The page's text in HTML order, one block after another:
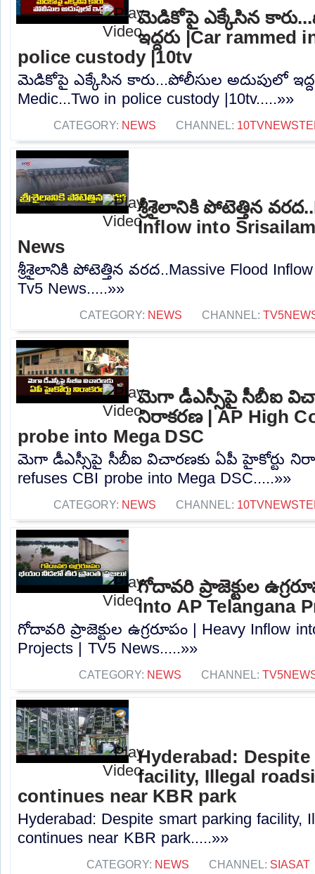
మెడికోపై ఎక్కేసిన
ఇద్దరు |Car rammed
police custody |10tv
మెడికోపై ఎక్కేసిన కారు...పోలీసుల అదుపులో
Medic...Two in police custody |10tv.....»»
CATEGORY: NEWS CHANNEL:
శ్రీశైలానికి పోటెత్తిన
Inflow into
News
శ్రీశైలానికి పోటెత్తిన వరద..Massive Flood
Tv5 News.....»»
CATEGORY: NEWS CHANNEL:
మెగా డీఎస్సీపై సీబీఐ
నిరాకరణ | AP High
probe into Mega DSC
మెగా డీఎస్సీపై సీబీఐ విచారణకు ఏపీ హైకోర్టు
refuses CBI probe into Mega DSC.....»»
CATEGORY: NEWS CHANNEL:
గోదావరి ప్రాజెక్టుల
into AP Telangana
గోదావరి ప్రాజెక్టుల ఉగ్రరూపం | Heavy Inflow
Projects | TV5 News.....»»
CATEGORY: NEWS CHANNEL:
Hyderabad:
facility, Illegal
continues near KBR park
Hyderabad: Despite smart parking facility,
continues near KBR park.....»»
CATEGORY: NEWS CHANNEL: SIASAT